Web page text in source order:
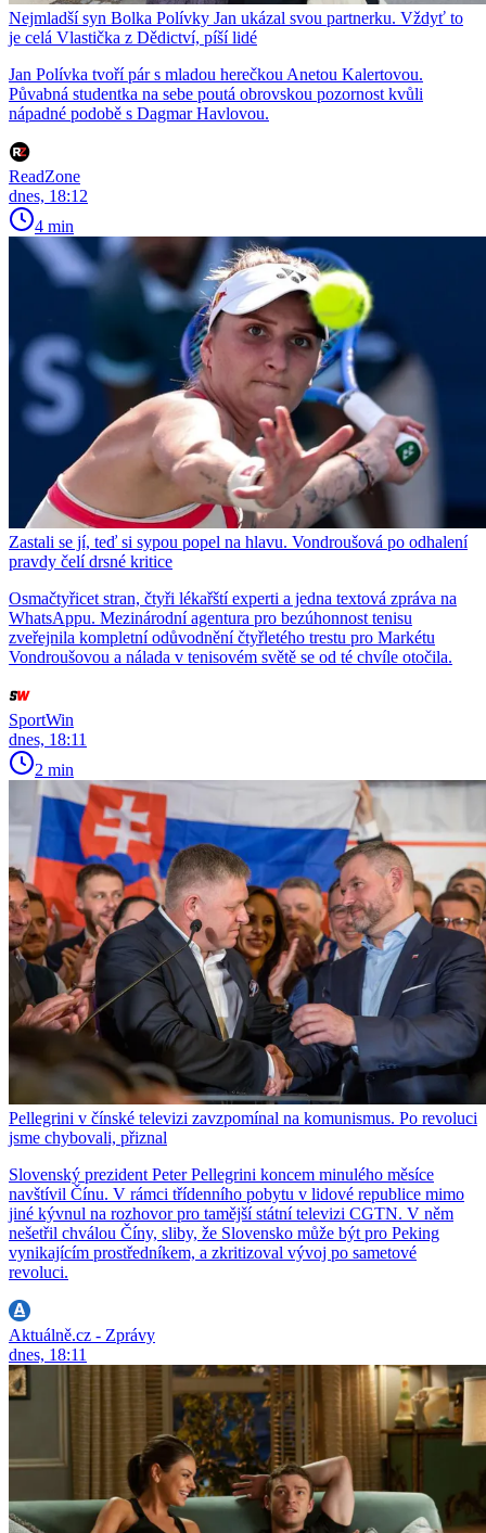
Nejmladší syn Bolka Polívky Jan ukázal svou partnerku. Vždyť to
je celá Vlastička z Dědictví, píší lidé
Jan Polívka tvoří pár s mladou herečkou Anetou Kalertovou.
Půvabná studentka na sebe poutá obrovskou pozornost kvůli
nápadné podobě s Dagmar Havlovou.
ReadZone
dnes, 18:12
4 min
Zastali se jí, teď si sypou popel na hlavu. Vondroušová po odhalení
pravdy čelí drsné kritice
Osmačtyřicet stran, čtyři lékařští experti a jedna textová zpráva na
WhatsAppu. Mezinárodní agentura pro bezúhonnost tenisu
zveřejnila kompletní odůvodnění čtyřletého trestu pro Markétu
Vondroušovou a nálada v tenisovém světě se od té chvíle otočila.
SportWin
dnes, 18:11
2 min
Pellegrini v čínské televizi zavzpomínal na komunismus. Po revoluci
jsme chybovali, přiznal
Slovenský prezident Peter Pellegrini koncem minulého měsíce
navštívil Čínu. V rámci třídenního pobytu v lidové republice mimo
jiné kývnul na rozhovor pro tamější státní televizi CGTN. V něm
nešetřil chválou Číny, sliby, že Slovensko může být pro Peking
vynikajícím prostředníkem, a zkritizoval vývoj po sametové
revoluci.
Aktuálně.cz - Zprávy
dnes, 18:11